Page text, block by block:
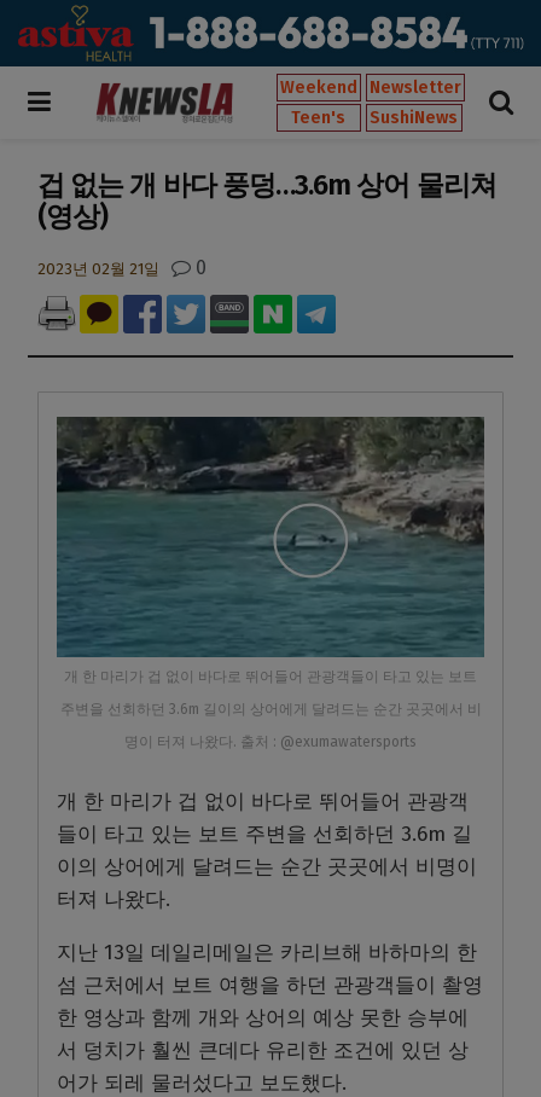
Weekend
Newsletter
Teen's
SushiNews
겁 없는 개 바다 풍덩…3.6m 상어 물리쳐
(영상)
2023년 02월 21일 0
개 한 마리가 겁 없이 바다로 뛰어들어 관광객들이 타고 있는 보트
주변을 선회하던 3.6m 길이의 상어에게 달려드는 순간 곳곳에서 비
명이 터져 나왔다. 출처 : @exumawatersports
개 한 마리가 겁 없이 바다로 뛰어들어 관광객
들이 타고 있는 보트 주변을 선회하던 3.6m 길
이의 상어에게 달려드는 순간 곳곳에서 비명이
터져 나왔다.
지난 13일 데일리메일은 카리브해 바하마의 한
섬 근처에서 보트 여행을 하던 관광객들이 촬영
한 영상과 함께 개와 상어의 예상 못한 승부에
서 덩치가 훨씬 큰데다 유리한 조건에 있던 상
어가 되레 물러섰다고 보도했다.